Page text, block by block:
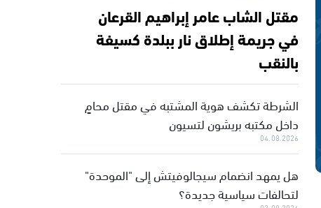
مقتل الشاب عامر إبراهيم القرعان
في جريمة إطلاق نار ببلدة كسيفة
بالنقب
الشرطة تكشف هوية المشتبه في مقتل محامٍ
داخل مكتبه بريشون لتسيون
04.08.2026
هل يمهد انضمام سيجالوفيتش إلى "الموحدة"
لتحالفات سياسية جديدة؟